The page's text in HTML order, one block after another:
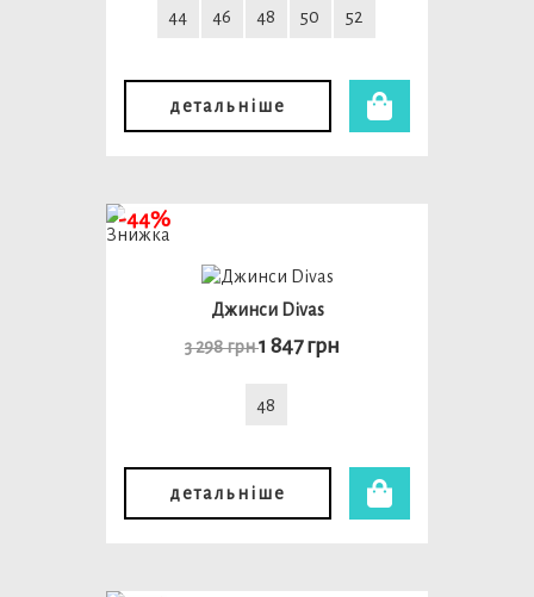
44 46 48 50 52
детальніше
Джинси Divas
3 298 грн1 847 грн
48
детальніше
-44%